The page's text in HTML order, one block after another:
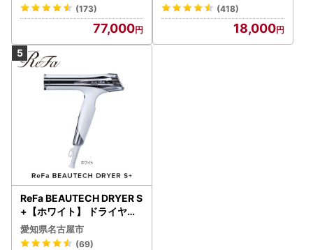
(173)
77,000
(418)
18,000
ReFa BEAUTECH DRYER S
+【ホワイト】 ドライヤー
美容 家電 ドライヤー リフ
ァ
愛知県名古屋市
(69)